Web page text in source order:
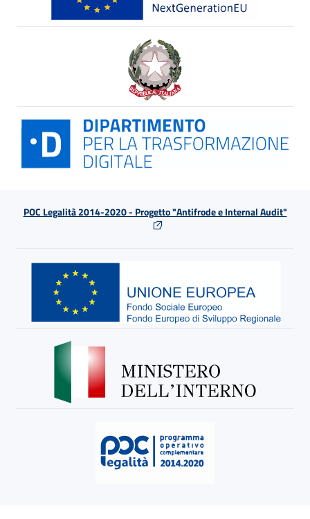
POC Legalità 2014-2020 - Progetto "Antifrode e Internal Audit"